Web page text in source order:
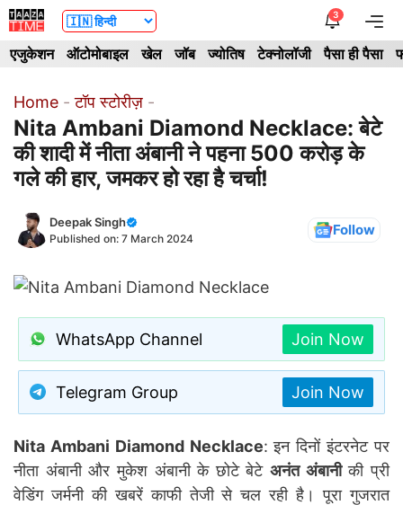
Skip
to
content
3
एजुकेशन ऑटोमोबाइल खेल जॉब ज्योतिष टेक्नोलॉजी पैसा ही पैसा
Home -टॉप स्टोरीज़ -
Nita Ambani Diamond Necklace: बेटे
की शादी में नीता अंबानी ने पहना 500 करोड़ के
गले की हार, जमकर हो रहा है चर्चा!
Deepak Singh
Published on: 7 March 2024 Follow
WhatsApp Channel Join Now
Telegram Group Join Now
Nita Ambani Diamond Necklace: इन दिनों इंटरनेट पर
नीता अंबानी और मुकेश अंबानी के छोटे बेटेअनंत अंबानीकी प्री
वेडिंग जर्मनी की खबरें काफी तेजी से चल रही है। पूरा गुजरात